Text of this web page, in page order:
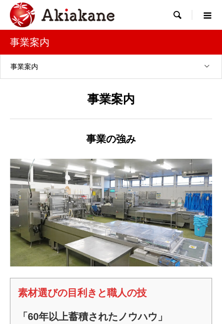

事業案内
事業案内
事業案内
事業の強み
素材選びの目利きと職人の技
「60年以上蓄積されたノウハウ」